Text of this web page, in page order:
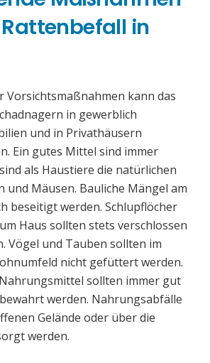
in
kann das
in gewerblich
und in Privathäusern
Ein gutes Mittel sind immer
als Haustiere die natürlichen
und Mäusen. Bauliche Mängel am
beseitigt werden. Schlupflöcher
Haus sollten stets verschlossen
Vögel und Tauben sollten im
nicht gefüttert werden.
sollten immer gut
werden. Nahrungsabfälle
Gelände oder über die
werden.